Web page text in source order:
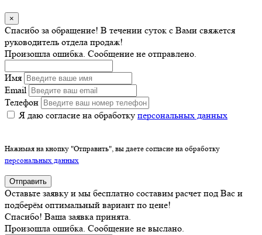
×
Спасибо за обращение! В течении суток с Вами свяжется
руководитель отдела продаж!
Произошла ошибка. Сообщение не отправлено.
Имя
Email
Телефон
Я даю согласие на обработку персональных данных
Нажимая на кнопку "Отправить", вы даете согласие на обработку
персональных данных
Отправить
Оставьте заявку и мы бесплатно составим расчет под Вас и
подберём оптимальный вариант по цене!
Спасибо! Ваша заявка принята.
Произошла ошибка. Сообщение не выслано.